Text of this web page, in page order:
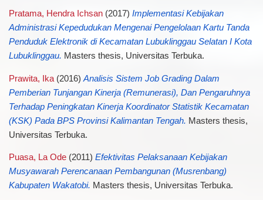
Pratama, Hendra Ichsan(2017) Implementasi Kebijakan
Administrasi Kepedudukan Mengenai Pengelolaan Kartu Tanda
Penduduk Elektronik di Kecamatan Lubuklinggau Selatan I Kota
Lubuklinggau. Masters thesis, Universitas Terbuka.
Prawita, Ika(2016) Analisis Sistem Job Grading Dalam
Pemberian Tunjangan Kinerja (Remunerasi), Dan Pengaruhnya
Terhadap Peningkatan Kinerja Koordinator Statistik Kecamatan
(KSK) Pada BPS Provinsi Kalimantan Tengah. Masters thesis,
Universitas Terbuka.
Puasa, La Ode(2011) Efektivitas Pelaksanaan Kebijakan
Musyawarah Perencanaan Pembangunan (Musrenbang)
Kabupaten Wakatobi. Masters thesis, Universitas Terbuka.